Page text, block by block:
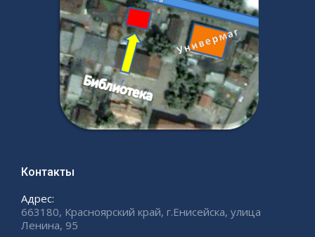
Контакты
Адрес:
663180, Красноярский край, г.Енисейска, улица
Ленина, 95